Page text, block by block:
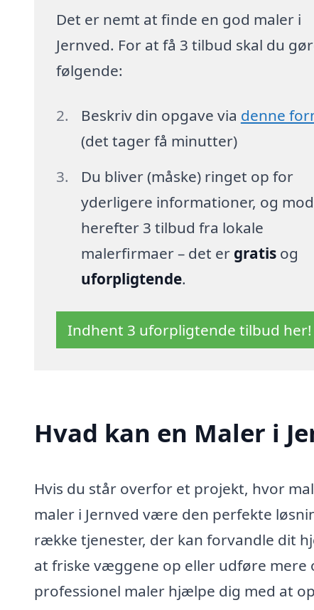
Det er nemt at finde en god maler i
Jernved. For at få 3 tilbud skal du
følgende:
Beskriv din opgave via denne
(det tager få minutter)
Du bliver (måske) ringet op for
yderligere informationer, og
herefter 3 tilbud fra lokale
malerfirmaer – det er gratisog
uforpligtende.
Indhent 3 uforpligtende tilbud her!
Hvad kan en Maler i
Hvis du står overfor et projekt, hvor
maler i Jernved være den perfekte
række tjenester, der kan forvandle dit
at friske væggene op eller udføre
professionel maler hjælpe dig med at